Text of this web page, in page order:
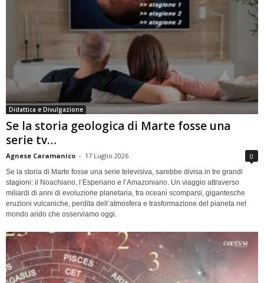
Didattica e Divulgazione
Se la storia geologica di Marte fosse una
serie tv…
Agnese Caramanico - 17 Luglio 2026 0
Se la storia di Marte fosse una serie televisiva, sarebbe divisa in tre grandi
stagioni: il Noachiano, l’Esperiano e l’Amazoniano. Un viaggio attraverso
miliardi di anni di evoluzione planetaria, tra oceani scomparsi, gigantesche
eruzioni vulcaniche, perdita dell’atmosfera e trasformazione del pianeta nel
mondo arido che osserviamo oggi.